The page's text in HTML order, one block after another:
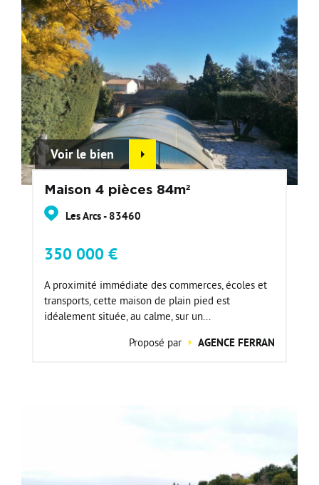
Voir le bien
Maison 4 pièces 84m²
Les Arcs - 83460
350 000 €
A proximité immédiate des commerces, écoles et
transports, cette maison de plain pied est
idéalement située, au calme, sur un...
Proposé par
AGENCE FERRAN